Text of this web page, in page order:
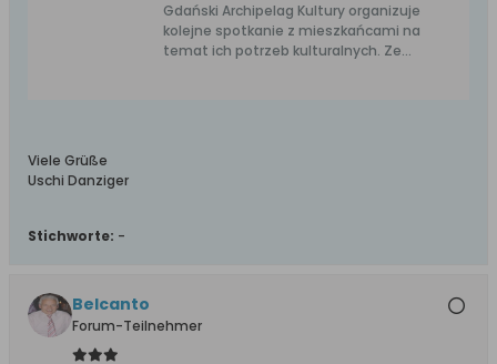
Gdański Archipelag Kultury organizuje
kolejne spotkanie z mieszkańcami na
temat ich potrzeb kulturalnych. Ze
Viele Grüße
Uschi Danziger
Stichworte: -
Belcanto
Forum-Teilnehmer